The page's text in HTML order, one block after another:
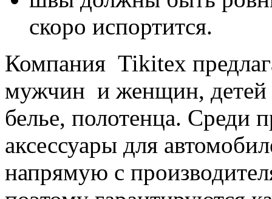
скоро испортится.
Компания Tikitex
мужчин и женщин, детей
белье, полотенца. Среди
аксессуары для
напрямую с